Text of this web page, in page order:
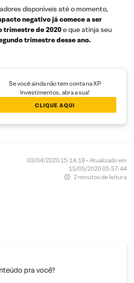
disponíveis até o momento,
negativo já comece a ser
trimestre de 2020e que atinja seu
trimestre desse ano.
Se você ainda não tem conta na XP
Investimentos, abra a sua!
CLIQUE AQUI
03/04/2020 15:14:18 • Atualizado em
15/05/2020 05:57:44
2 minutos de leitura
pra você?